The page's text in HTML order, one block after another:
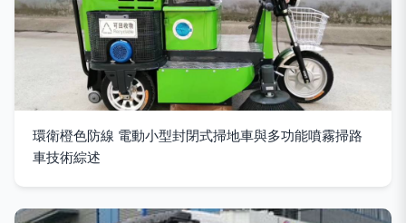
環衛橙色防線 電動小型封閉式掃地車與多功能噴霧掃路
車技術綜述